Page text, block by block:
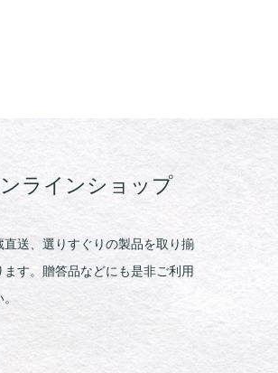
ラインショップ
直送、選りすぐりの製品を取り揃
ます。贈答品などにも是非ご利用
。